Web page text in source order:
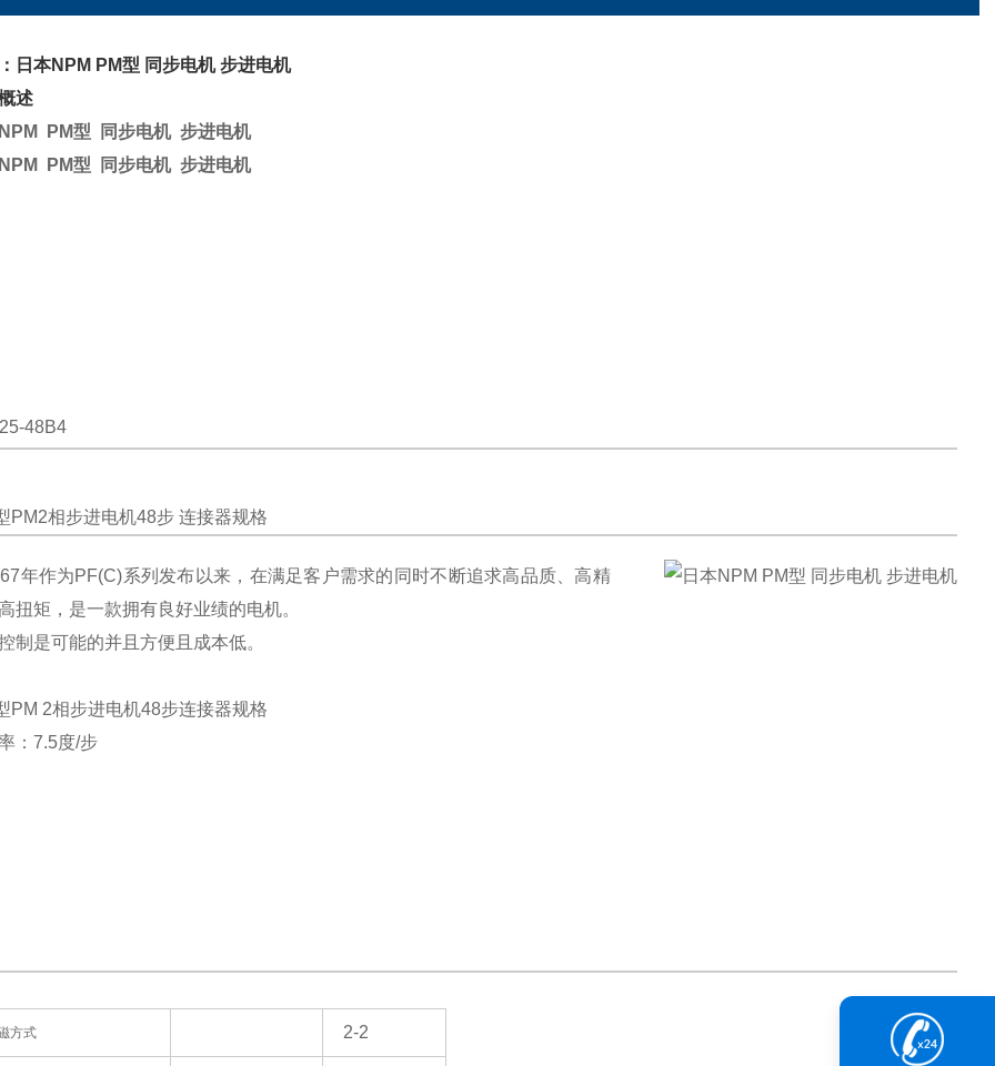
日本NPM PM型 同步电机 步进电机
述
PM型 同步电机 步进电机
PM型 同步电机 步进电机
48B4
PM2相步进电机48步 连接器规格
年作为PF(C)系列发布以来，在满足客户需求的同时不断追求高品质、高精
扭矩，是一款拥有良好业绩的电机。
制是可能的并且方便且成本低。
PM 2相步进电机48步连接器规格
：7.5度/步
方式 2-2